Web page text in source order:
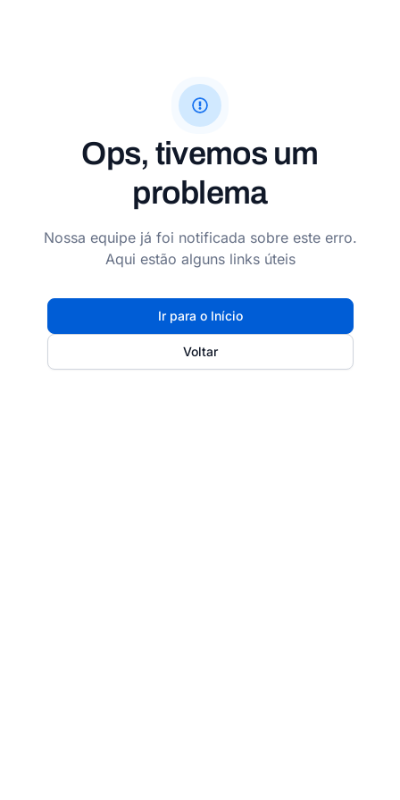
Ops, tivemos um
problema
Nossa equipe já foi notificada sobre este erro.
Aqui estão alguns links úteis
Ir para o Início
Voltar